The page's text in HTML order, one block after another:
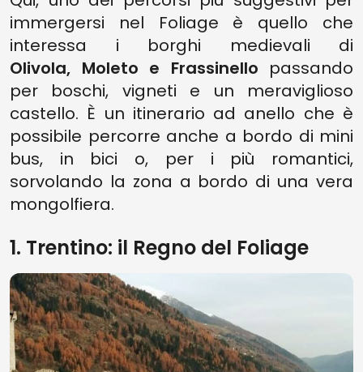
immergersi nel Foliage è quello che
interessa i borghi medievali di
Olivola, Moleto e Frassinello passando
per boschi, vigneti e un meraviglioso
castello. È un itinerario ad anello che è
possibile percorre anche a bordo di mini
bus, in bici o, per i più romantici,
sorvolando la zona a bordo di una vera
mongolfiera.
1. Trentino: il Regno del Foliage